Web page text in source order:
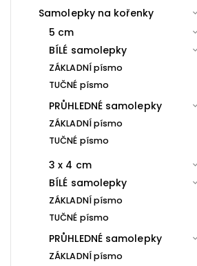
Samolepky na kořenky
5 cm
BÍLÉ samolepky
ZÁKLADNÍ písmo
TUČNÉ písmo
PRŮHLEDNÉ samolepky
ZÁKLADNÍ písmo
TUČNÉ písmo
3 x 4 cm
BÍLÉ samolepky
ZÁKLADNÍ písmo
TUČNÉ písmo
PRŮHLEDNÉ samolepky
ZÁKLADNÍ písmo